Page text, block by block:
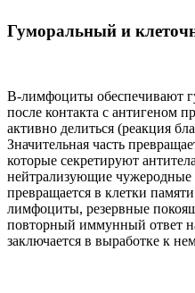
Гуморальный и
В-лимфоциты обеспечивают
после контакта с антигеном
активно делиться (реакция
Значительная часть
которые секретируют
нейтрализующие чужеродные
превращается в клетки
лимфоциты, резервные
повторный иммунный ответ
заключается в выработке к